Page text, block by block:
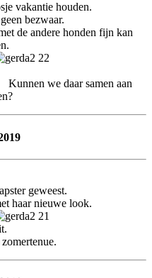
vakantie houden.
bezwaar.
de andere honden fijn kan
daar?
samen aan
geweest.
haar nieuwe look.
outfit.